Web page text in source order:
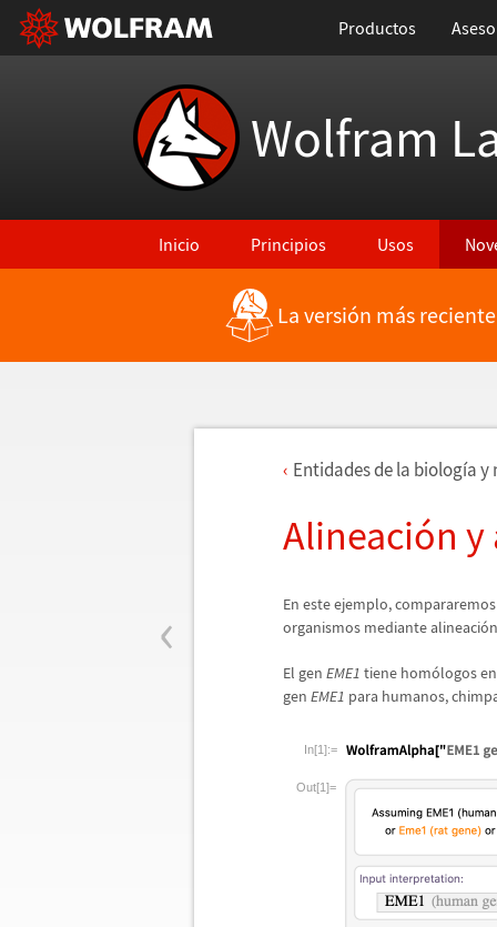
Productos
Wolfram
Inicio Principios Usos
La versión más
‹
Entidades de la biología y
Alineación
En este ejemplo,
organismos mediante alineació
El gen EME1 tiene homólogos
gen EME1 para humanos,
In[1]:=
Out[1]=